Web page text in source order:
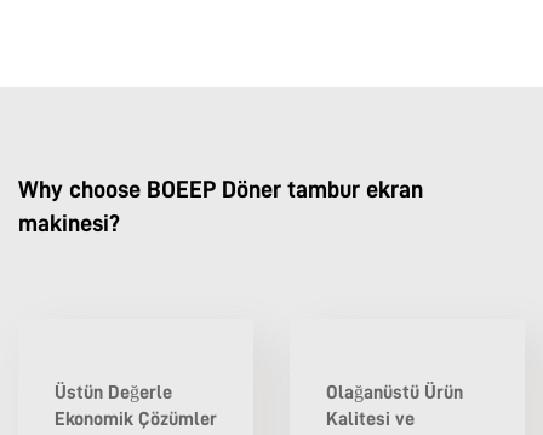
Why choose BOEEP Döner tambur ekran
makinesi?
Üstün Değerle
Ekonomik Çözümler
Olağanüstü Ürün
Kalitesi ve